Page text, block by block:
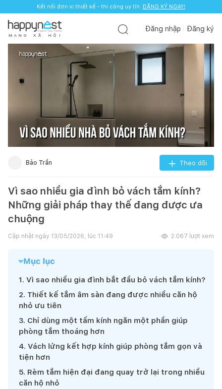
Kết nối đơn vị thiết kế - thi công uy tín. ĐĂNG KÝ NGAY!
M Ạ N G X Ã H Ộ I
Đăng nhập Đăng ký
Bảo Trần Theo dõi
Vì sao nhiều gia đình bỏ vách tắm kính?
Những giải pháp thay thế đang được ưa
chuộng
Cập nhật ngày 13/05/2026, lúc 11:49 2.067 lượt xem
Mục lục
1. Vì sao nhiều gia đình bắt đầu bỏ vách tắm kính?
2. Thiết kế tắm âm sàn đang được nhiều căn hộ
nhỏ ưu tiên
3. Chỉ dùng một tấm kính ngăn một phần giúp
phòng tắm thoáng hơn
4. Vách lửng kết hợp kính giúp phòng tắm gọn và
tiện hơn
5. Rèm tắm hiện đại đang quay trở lại trong nhiều
căn hộ nhỏ